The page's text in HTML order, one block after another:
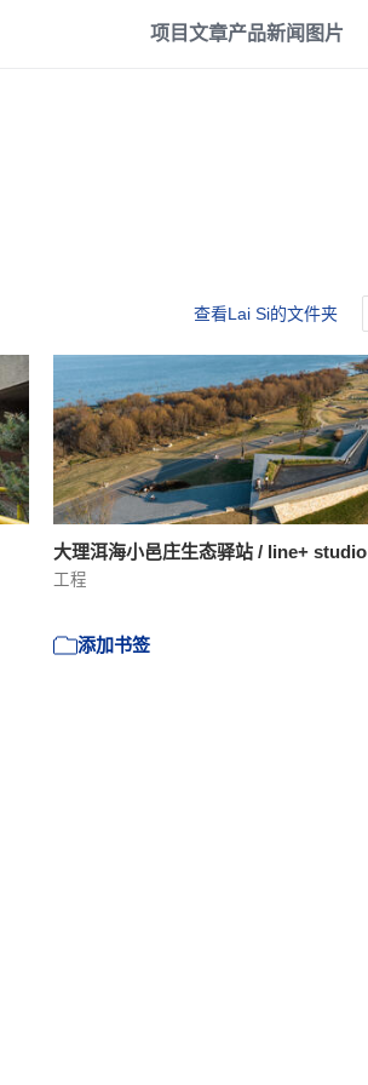
项目文章产品新闻 图片
查看Lai Si的文件夹
大理洱海小邑庄生态驿站 / line+ studio
工程
添加书签